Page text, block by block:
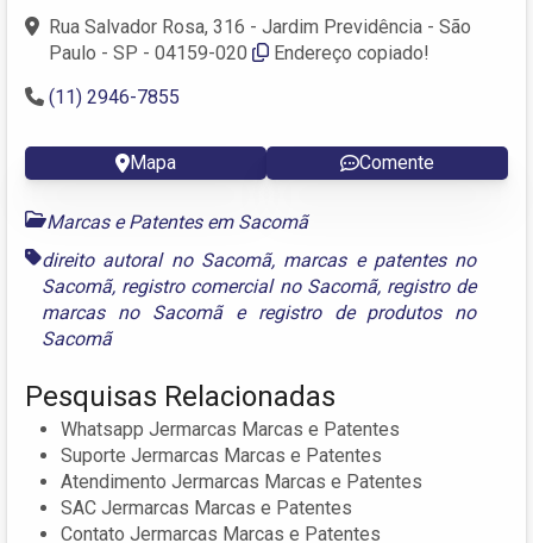
Rua Salvador Rosa, 316 - Jardim Previdência - São
Paulo - SP - 04159-020
Endereço copiado!
(11) 2946-7855
Mapa Comente
Marcas e Patentes em Sacomã
direito autoral no Sacomã, marcas e patentes no
Sacomã, registro comercial no Sacomã, registro de
marcas no Sacomãe registro de produtos no
Sacomã
Pesquisas Relacionadas
Whatsapp Jermarcas Marcas e Patentes
Suporte Jermarcas Marcas e Patentes
Atendimento Jermarcas Marcas e Patentes
SAC Jermarcas Marcas e Patentes
Contato Jermarcas Marcas e Patentes